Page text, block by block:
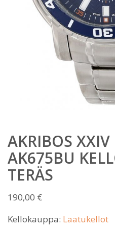
AKRIBOS
AK675BU
TERÄS
190,00 €
Kellokauppa: Laatukellot